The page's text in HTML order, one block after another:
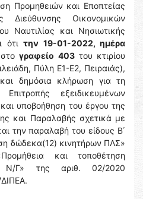
Προμηθειών και Εποπτείας
Διεύθυνσης Οικονομικών
Ναυτιλίας και Νησιωτικής
ότιτην 19-01-2022, ημέρα
στογραφείο 403του κτιρίου
Πύλη Ε1-Ε2, Πειραιάς),
δημόσια κλήρωση για τη
εξειδικευμένων
υποβοήθηση του έργου της
και Παραλαβής σχετικά με
την παραλαβή του είδους Β΄
δώδεκα(12) κινητήρων ΠΛΣ»
και τοποθέτηση
Ν/Γ» της αριθ. 02/2020